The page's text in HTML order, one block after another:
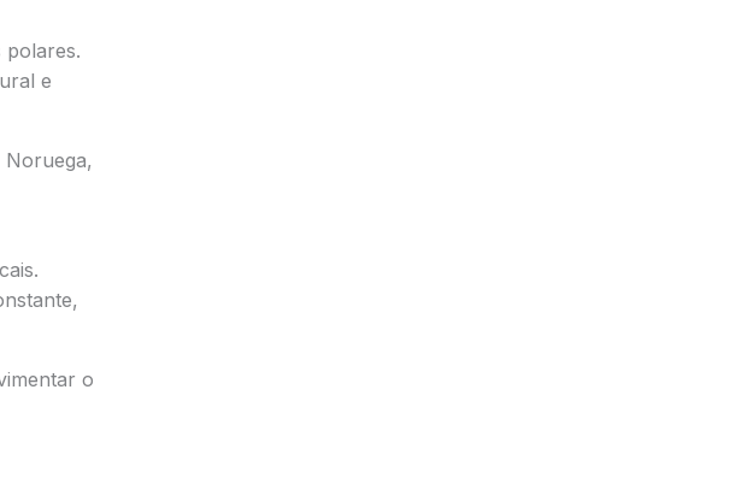
polares.
e
Noruega,
o